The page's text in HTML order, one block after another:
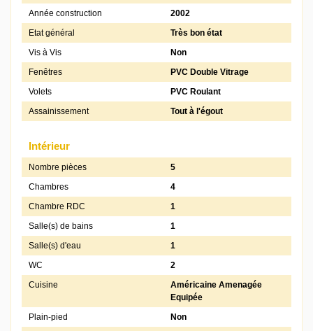
Année construction
2002
Etat général
Très bon état
Vis à Vis
Non
Fenêtres
PVC Double Vitrage
Volets
PVC Roulant
Assainissement
Tout à l'égout
Intérieur
Nombre pièces
5
Chambres
4
Chambre RDC
1
Salle(s) de bains
1
Salle(s) d'eau
1
WC
2
Cuisine
Américaine Amenagée
Equipée
Plain-pied
Non